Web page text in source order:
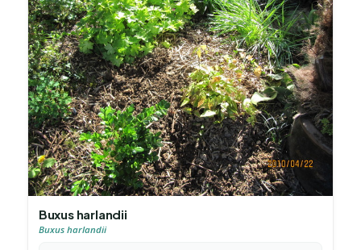
Buxus harlandii
Buxus harlandii